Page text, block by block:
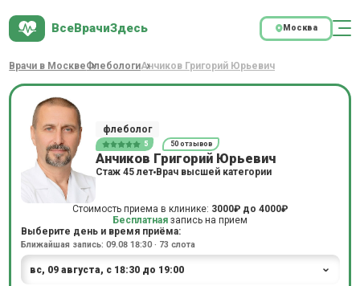
ВсеВрачиЗдесь Москва
Врачи в МосквеФлебологиАнчиков Григорий Юрьевич
флеболог
5 50 отзывов
Анчиков Григорий Юрьевич
Стаж 45 лет Врач высшей категории
Стоимость приема в клинике: 3000₽ до 4000₽
Бесплатная запись на прием
Выберите день и время приёма:
Ближайшая запись: 09.08 18:30 · 73 слота